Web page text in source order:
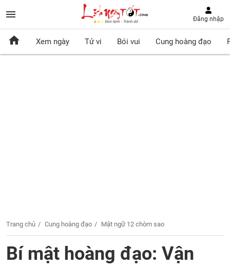
Đăng nhập
Xem ngày Tử vi Bói vui Cung hoàng đạo
Trang chủ Cung hoàng đạo Mật ngữ 12 chòm sao
Bí mật hoàng đạo: Vận